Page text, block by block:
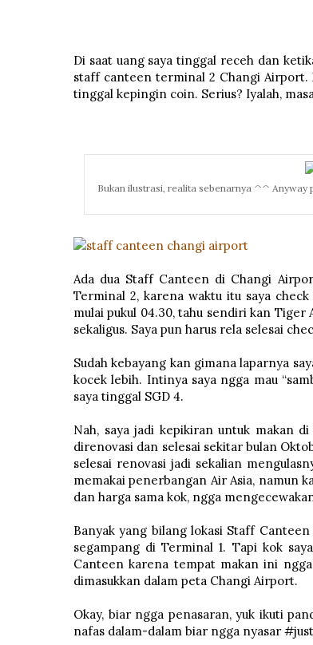
Di saat uang saya tinggal receh dan
staff canteen terminal 2 Changi Airport.
tinggal kepingin coin. Serius? Iyalah,
Bukan ilustrasi, realita sebenarnya ^^ Anyway
Ada dua Staff Canteen di Changi
Terminal 2, karena waktu itu saya
mulai pukul 04.30, tahu sendiri kan
sekaligus. Saya pun harus rela selesai
Sudah kebayang kan gimana laparnya
kocek lebih. Intinya saya ngga mau
saya tinggal SGD 4.
Nah, saya jadi kepikiran untuk makan
direnovasi dan selesai sekitar bulan
selesai renovasi jadi sekalian
memakai penerbangan Air Asia, namun
dan harga sama kok, ngga
Banyak yang bilang lokasi Staff
segampang di Terminal 1. Tapi kok
Canteen karena tempat makan ini
dimasukkan dalam peta Changi Airport.
Okay, biar ngga penasaran, yuk ikuti
nafas dalam-dalam biar ngga nyasar